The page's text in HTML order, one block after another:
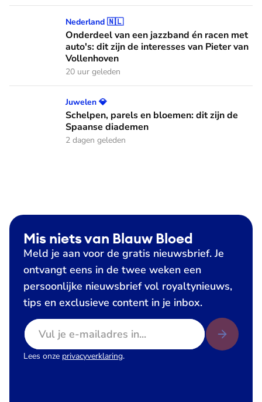
Onderdeel van een jazzband én racen met auto's: dit zijn
Nederland 🇳🇱
Onderdeel van een jazzband én racen met
auto's: dit zijn de interesses van Pieter van
Vollenhoven
20 uur geleden
Schelpen, parels en bloemen: dit zijn de Spaanse diademen
Juwelen 💎
Schelpen, parels en bloemen: dit zijn de
Spaanse diademen
2 dagen geleden
Mis niets van Blauw Bloed
Meld je aan voor de gratis nieuwsbrief. Je
ontvangt eens in de twee weken een
persoonlijke nieuwsbrief vol royaltynieuws,
tips en exclusieve content in je inbox.
E-mailadres
Lees onze privacyverklaring.